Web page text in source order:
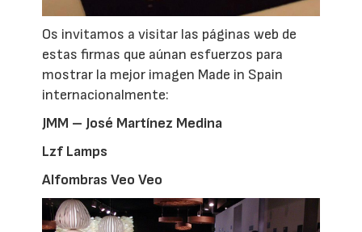
Os invitamos a visitar las páginas web de
estas firmas que aúnan esfuerzos para
mostrar la mejor imagen Made in Spain
internacionalmente:
JMM – José Martínez Medina
Lzf Lamps
Alfombras Veo Veo